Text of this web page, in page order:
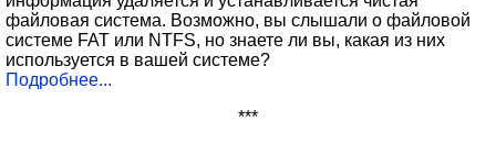
файловая система. Возможно, вы слышали о файловой
системе FAT или NTFS, но знаете ли вы, какая из них
используется в вашей системе?
Подробнее...
***